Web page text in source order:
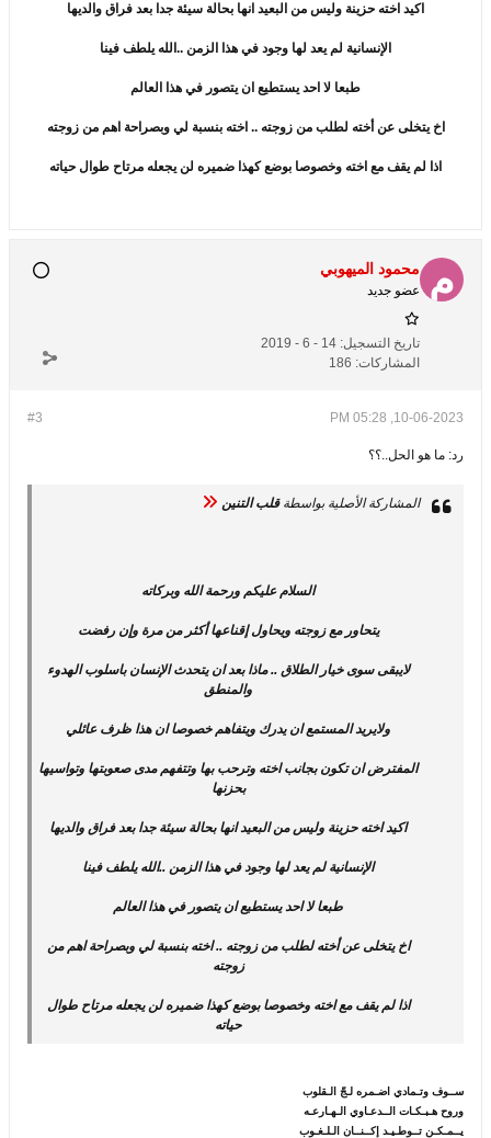
اكيد اخته حزينة وليس من البعيد انها بحالة سيئة جدا بعد فراق والديها
الإنسانية لم يعد لها وجود في هذا الزمن ..الله يلطف فينا
طبعا لا احد يستطيع ان يتصور في هذا العالم
اخ يتخلى عن أخته لطلب من زوجته .. اخته بنسبة لي وبصراحة اهم من زوجته
اذا لم يقف مع اخته وخصوصا بوضع كهذا ضميره لن يجعله مرتاح طوال حياته
محمود الميهوبي
عضو جديد
تاريخ التسجيل: 14 - 6 - 2019
المشاركات: 186
#3 10-06-2023, 05:28 PM
رد: ما هو الحل..؟؟
المشاركة الأصلية بواسطةقلب التنين
السلام عليكم ورحمة الله وبركاته
يتحاور مع زوجته ويحاول إقناعها أكثر من مرة وإن رفضت
لايبقى سوى خيار الطلاق .. ماذا بعد ان يتحدث الإنسان باسلوب الهدوء
والمنطق
ولايريد المستمع ان يدرك ويتفاهم خصوصا ان هذا ظرف عائلي
المفترض ان تكون بجانب اخته وترحب بها وتتفهم مدى صعوبتها وتواسيها
بحزنها
اكيد اخته حزينة وليس من البعيد انها بحالة سيئة جدا بعد فراق والديها
الإنسانية لم يعد لها وجود في هذا الزمن ..الله يلطف فينا
طبعا لا احد يستطيع ان يتصور في هذا العالم
اخ يتخلى عن أخته لطلب من زوجته .. اخته بنسبة لي وبصراحة اهم من
زوجته
اذا لم يقف مع اخته وخصوصا بوضع كهذا ضميره لن يجعله مرتاح طوال
حياته
ســوف وتـمادي اضـمره لـجّ الـقلوب
وروح هـبـكـات الــدعـاوي الـهـارعـه
يــمـكـن تــوطـيـد إكــنــان الـلـغـوب